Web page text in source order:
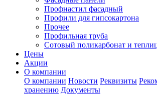
Профнастил фасадный
Профили для гипсокартона
Прочее
Профильная труба
Сотовый поликарбонат и
Цены
Акции
О компании
О компании Новости Реквизиты
хранению Документы